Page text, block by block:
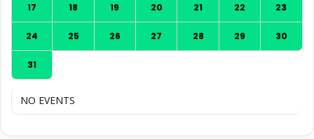
17 18 19 20 21 22 23
24 25 26 27 28 29 30
31
NO EVENTS